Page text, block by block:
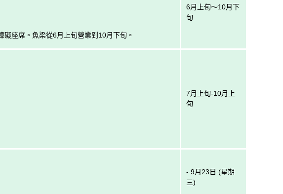
座席。魚梁從6月上旬營業到10月下旬。
6月上旬～10月下
旬
7月上旬-10月上
旬
- 9月23日 (星期
三)